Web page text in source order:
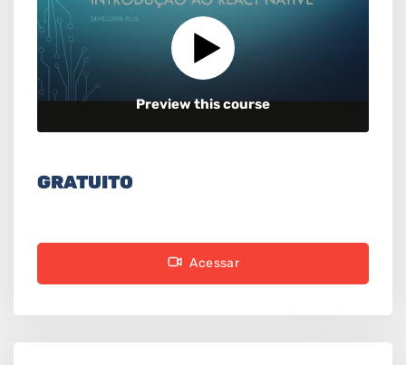
Preview this course
GRATUITO
Acessar